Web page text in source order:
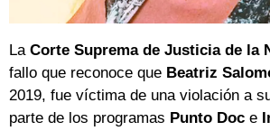
LaCorte Suprema de Justicia de la
fallo que reconoce que Beatriz
2019, fue víctima de una violación a
parte de los programas Punto Doc e